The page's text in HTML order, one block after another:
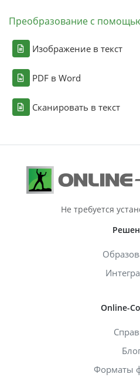
Преобразование с
Изображение в текст
PDF в Word
Сканировать в текст
Не требуется
Online-
Форматы